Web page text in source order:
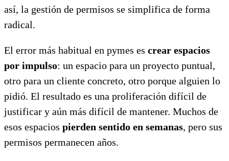
así, la gestión de permisos se simplifica de forma
radical.
El error más habitual en pymes es crear espacios
por impulso: un espacio para un proyecto puntual,
otro para un cliente concreto, otro porque alguien lo
pidió. El resultado es una proliferación difícil de
justificar y aún más difícil de mantener. Muchos de
esos espacios pierden sentido en semanas, pero sus
permisos permanecen años.